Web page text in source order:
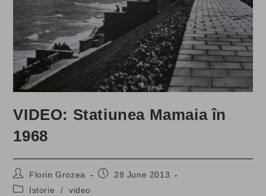
VIDEO: Statiunea Mamaia în
1968
Post
author:
Florin Grozea
Post28 June 2013
PostIstorie / video